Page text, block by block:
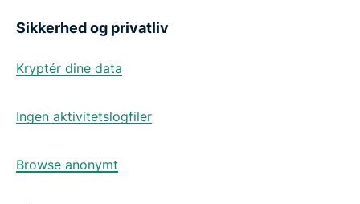
Sikkerhed og privatliv
Kryptér dine data
Ingen aktivitetslogfiler
Browse anonymt